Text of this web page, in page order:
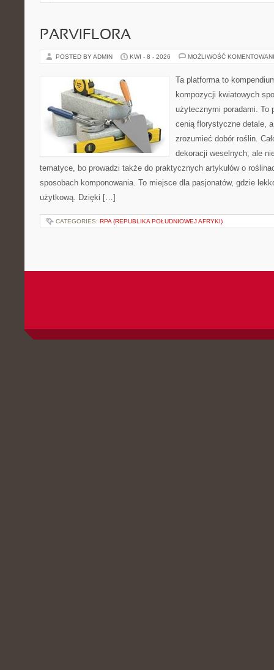
PARVIFLORA
POSTED BY ADMIN KWI - 8 - 2026 MOŻLIWOŚĆ
Ta platforma to
kompozycji kwiatowych
użytecznymi poradami. To
cenią florystyczne detale,
zrozumieć dobór roślin.
dekoracji weselnych, ale
tematyce, bo prowadzi także do praktycznych artykułów o
sposobach komponowania. To miejsce dla pasjonatów, gdzie
użytkową. Dzięki […]
CATEGORIES: RPA (REPUBLIKA POŁUDNIOWEJ AFRYKI)